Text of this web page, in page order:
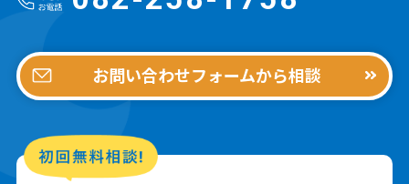
お問い合わせフォームから相談